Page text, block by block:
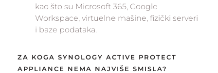
kao što su Microsoft 365, Google
Workspace, virtuelne mašine, fizički serveri
i baze podataka.
ZA KOGA SYNOLOGY ACTIVE PROTECT
APPLIANCE NEMA NAJVIŠE SMISLA?